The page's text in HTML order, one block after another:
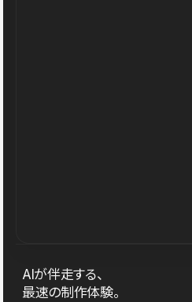
AIが伴走する、
最速の制作体験。